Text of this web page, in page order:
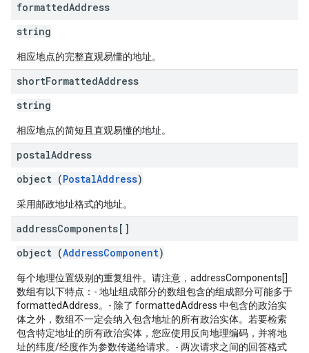
formattedAddress
string
相应地点的完整直观易懂的地址。
shortFormattedAddress
string
相应地点的简短且直观易懂的地址。
postalAddress
object (PostalAddress)
采用邮政地址格式的地址。
addressComponents[]
object (AddressComponent)
每个地理位置级别的重复组件。请注意，addressComponents[]
数组有以下特点：- 地址组成部分的数组包含的组成部分可能多于
formattedAddress。- 除了 formattedAddress 中包含的政治实
体之外，数组不一定会纳入包含地址的所有政治实体。若要检索
包含特定地址的所有政治实体，您应使用反向地理编码，并将地
址的纬度/经度作为参数传递给请求。- 两次请求之间的回答格式